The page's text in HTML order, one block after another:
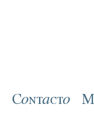
Contacto